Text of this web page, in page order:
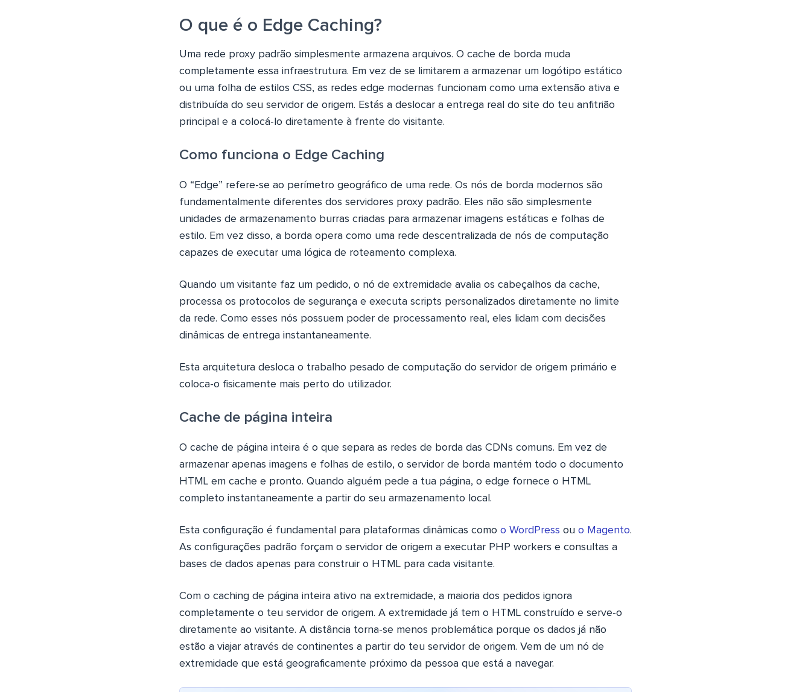
O que é o Edge Caching?
Uma rede proxy padrão simplesmente armazena arquivos. O cache de borda muda
completamente essa infraestrutura. Em vez de se limitarem a armazenar um logótipo estático
ou uma folha de estilos CSS, as redes edge modernas funcionam como uma extensão ativa e
distribuída do seu servidor de origem. Estás a deslocar a entrega real do site do teu anfitrião
principal e a colocá-lo diretamente à frente do visitante.
Como funciona o Edge Caching
O “Edge” refere-se ao perímetro geográfico de uma rede. Os nós de borda modernos são
fundamentalmente diferentes dos servidores proxy padrão. Eles não são simplesmente
unidades de armazenamento burras criadas para armazenar imagens estáticas e folhas de
estilo. Em vez disso, a borda opera como uma rede descentralizada de nós de computação
capazes de executar uma lógica de roteamento complexa.
Quando um visitante faz um pedido, o nó de extremidade avalia os cabeçalhos da cache,
processa os protocolos de segurança e executa scripts personalizados diretamente no limite
da rede. Como esses nós possuem poder de processamento real, eles lidam com decisões
dinâmicas de entrega instantaneamente.
Esta arquitetura desloca o trabalho pesado de computação do servidor de origem primário e
coloca-o fisicamente mais perto do utilizador.
Cache de página inteira
O cache de página inteira é o que separa as redes de borda das CDNs comuns. Em vez de
armazenar apenas imagens e folhas de estilo, o servidor de borda mantém todo o documento
HTML em cache e pronto. Quando alguém pede a tua página, o edge fornece o HTML
completo instantaneamente a partir do seu armazenamento local.
Esta configuração é fundamental para plataformas dinâmicas como o WordPress ou o Magento.
As configurações padrão forçam o servidor de origem a executar PHP workers e consultas a
bases de dados apenas para construir o HTML para cada visitante.
Com o caching de página inteira ativo na extremidade, a maioria dos pedidos ignora
completamente o teu servidor de origem. A extremidade já tem o HTML construído e serve-o
diretamente ao visitante. A distância torna-se menos problemática porque os dados já não
estão a viajar através de continentes a partir do teu servidor de origem. Vem de um nó de
extremidade que está geograficamente próximo da pessoa que está a navegar.